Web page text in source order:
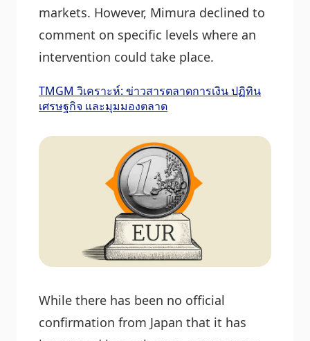
markets. However, Mimura declined to
comment on specific levels where an
intervention could take place.
TMGM วิเคราะห์: ข่าวสารตลาดการเงิน ปฏิทิน
เศรษฐกิจ และมุมมองตลาด
While there has been no official
confirmation from Japan that it has